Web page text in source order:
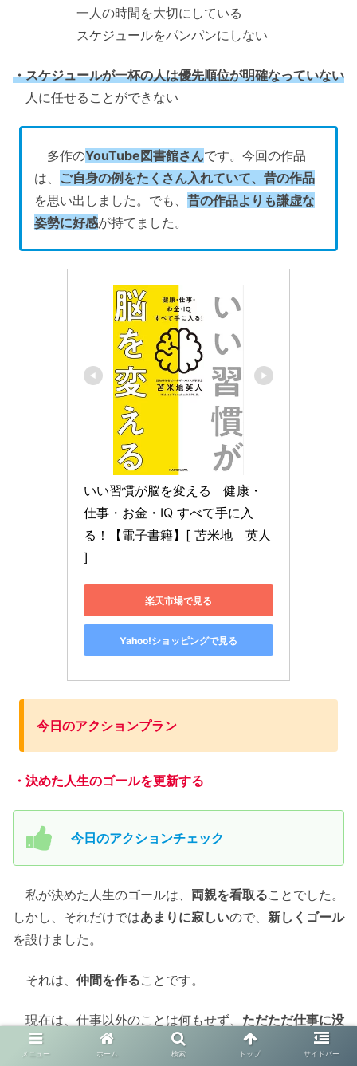
一人の時間を大切にしている
スケジュールをパンパンにしない
・スケジュールが一杯の人は優先順位が明確なっていない
人に任せることができない
多作のYouTube図書館さんです。今回の作品
は、 ご自身の例をたくさん入れていて、昔の作品
を思い出しました。でも、昔の作品よりも謙虚な
姿勢に好感が持てました。
いい習慣が脳を変える　健康・
仕事・お金・IQ すべて手に入
る！【電子書籍】[ 苫米地　英人
]
楽天市場で見る
Yahoo!ショッピングで見る
今日のアクションプラン
・決めた人生のゴールを更新する
今日のアクションチェック
私が決めた人生のゴールは、 両親を看取ることでした。
しかし、それだけではあまりに寂しいので、 新しくゴール
を設けました。
それは、 仲間を作ることです。
現在は、仕事以外のことは何もせず、 ただただ仕事に没
しています。仕事は楽しいのですが、 同僚は仲間ではあ
メニュー ホーム 検索 トップ サイドバー